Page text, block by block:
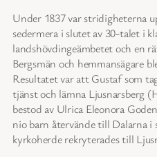
Under 1837 var stridigheterna
sedermera i slutet av 30-talet i
landshövdingeämbetet och en
Bergsmän och hemmansägare
Resultatet var att Gustaf som
tjänst och lämna Ljusnarsberg
bestod av Ulrica Eleonora
nio barn återvände till Dalarna i
kyrkoherde rekryterades till